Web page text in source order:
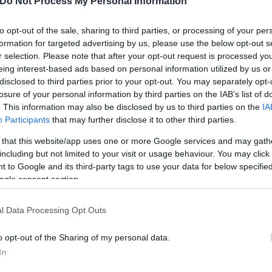
opt-out of the sale, sharing to third parties, or processing of your
for targeted advertising by us, please use the below opt-out
selection. Please note that after your opt-out request is processed
interest-based ads based on personal information utilized by us
to third parties prior to your opt-out. You may separately
of your personal information by third parties on the IAB’s list of
This information may also be disclosed by us to third parties on the
Participants that may further disclose it to other third parties.
that this website/app uses one or more Google services and may
but not limited to your visit or usage behaviour. You may
to Google and its third-party tags to use your data for below
consent section.
Data Processing Opt Outs
opt-out of the Sharing of my personal data.
στους νόμιμους, παραδοσιακούς ιδιοκτήτες
να κάνουμε πίσω, να δειλιάσουμε. Είμαστε
υπήρξε η μεγάλη νίκη, η απελευθέρωση της
Με τους πολλούς και για τους
με τους πολλούς
την μεγάλη κοινωνική πλειοψηφία, τις
να τους εκφράσουμε όλους; Όχι δεν θέλουμε να
είμαστε με όλους, είμαστε με τους πολλούς και
όχι έπαρση και με την βεβαιότητα ότι
μία νέα εποχή για την χώρα».